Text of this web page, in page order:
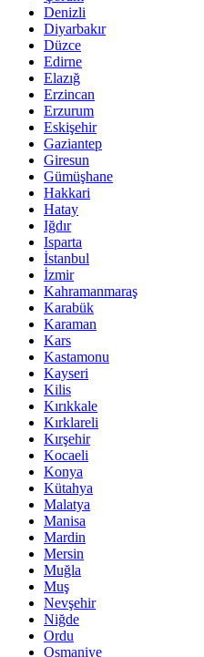
Denizli
Diyarbakır
Düzce
Edirne
Elazığ
Erzincan
Erzurum
Eskişehir
Gaziantep
Giresun
Gümüşhane
Hakkari
Hatay
Iğdır
Isparta
İstanbul
İzmir
Kahramanmaraş
Karabük
Karaman
Kars
Kastamonu
Kayseri
Kilis
Kırıkkale
Kırklareli
Kırşehir
Kocaeli
Konya
Kütahya
Malatya
Manisa
Mardin
Mersin
Muğla
Muş
Nevşehir
Niğde
Ordu
Osmaniye